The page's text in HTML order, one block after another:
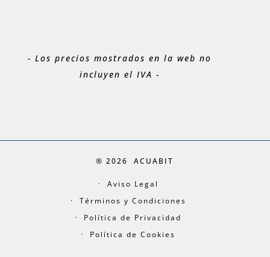
- Los precios mostrados en la web no
incluyen el IVA -
® 2026ACUABIT
Aviso Legal
Términos y Condiciones
Política de Privacidad
Política de Cookies